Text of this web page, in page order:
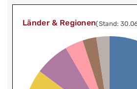
Länder & Regionen(Stand: